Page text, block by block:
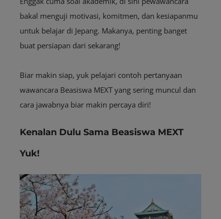
bakal menguji motivasi, komitmen, dan kesiapanmu
untuk belajar di Jepang. Makanya, penting banget
buat persiapan dari sekarang!
Biar makin siap, yuk pelajari contoh pertanyaan
wawancara Beasiswa MEXT yang sering muncul dan
cara jawabnya biar makin percaya diri!
Kenalan Dulu Sama Beasiswa MEXT
Yuk!